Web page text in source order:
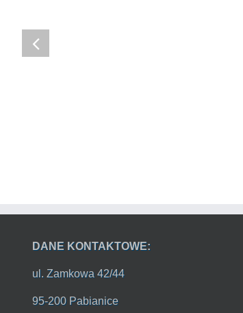
DANE KONTAKTOWE:
ul. Zamkowa 42/44
95-200 Pabianice